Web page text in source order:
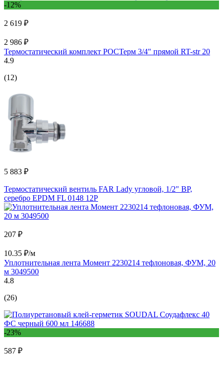
-12%
2 619 ₽
2 986 ₽
Термостатический комплект РОСТерм 3/4" прямой RT-str 20
4.9
(12)
5 883 ₽
Термостатический вентиль FAR Lady угловой, 1/2" ВР,
серебро EPDM FL 0148 12P
207 ₽
10.35 ₽/м
Уплотнительная лента Момент 2230214 тефлоновая, ФУМ, 20
м 3049500
4.8
(26)
-23%
587 ₽